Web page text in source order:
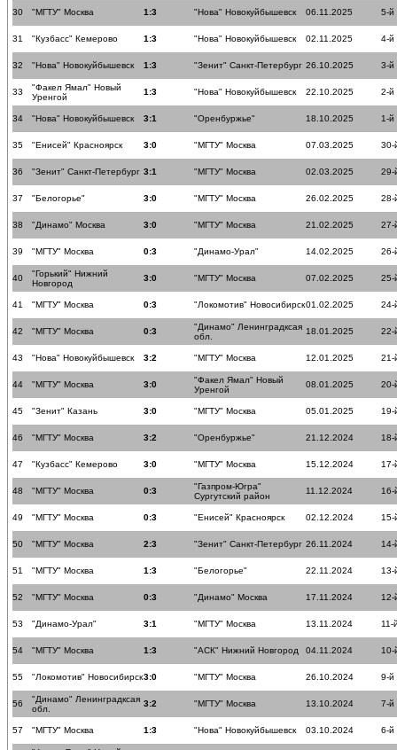
30 "МГТУ" Москва 1:3 "Нова" Новокуйбышевск 06.11.2025 5-й
31 "Кузбасс" Кемерово 1:3 "Нова" Новокуйбышевск 02.11.2025 4-й
32 "Нова" Новокуйбышевск 1:3 "Зенит" Санкт-Петербург 26.10.2025 3-й
33
"Факел Ямал" Новый
Уренгой
1:3 "Нова" Новокуйбышевск 22.10.2025 2-й
34 "Нова" Новокуйбышевск 3:1 "Оренбуржье" 18.10.2025 1-й
35 "Енисей" Красноярск 3:0 "МГТУ" Москва 07.03.2025 30-
36 "Зенит" Санкт-Петербург 3:1 "МГТУ" Москва 02.03.2025 29-
37 "Белогорье" 3:0 "МГТУ" Москва 26.02.2025 28-
38 "Динамо" Москва 3:0 "МГТУ" Москва 21.02.2025 27-
39 "МГТУ" Москва 0:3 "Динамо-Урал" 14.02.2025 26-
40
"Горький" Нижний
Новгород
3:0 "МГТУ" Москва 07.02.2025 25-
41 "МГТУ" Москва 0:3 "Локомотив" Новосибирск01.02.2025 24-
42 "МГТУ" Москва 0:3
"Динамо" Ленинградксая
обл.
18.01.2025 22-
43 "Нова" Новокуйбышевск 3:2 "МГТУ" Москва 12.01.2025 21-
44 "МГТУ" Москва 3:0
"Факел Ямал" Новый
Уренгой
08.01.2025 20-
45 "Зенит" Казань 3:0 "МГТУ" Москва 05.01.2025 19-
46 "МГТУ" Москва 3:2 "Оренбуржье" 21.12.2024 18-
47 "Кузбасс" Кемерово 3:0 "МГТУ" Москва 15.12.2024 17-
48 "МГТУ" Москва 0:3
"Газпром-Югра"
Сургутский район
11.12.2024 16-
49 "МГТУ" Москва 0:3 "Енисей" Красноярск 02.12.2024 15-
50 "МГТУ" Москва 2:3 "Зенит" Санкт-Петербург 26.11.2024 14-
51 "МГТУ" Москва 1:3 "Белогорье" 22.11.2024 13-
52 "МГТУ" Москва 0:3 "Динамо" Москва 17.11.2024 12-
53 "Динамо-Урал" 3:1 "МГТУ" Москва 13.11.2024 11-
54 "МГТУ" Москва 1:3 "АСК" Нижний Новгород 04.11.2024 10-
55 "Локомотив" Новосибирск3:0 "МГТУ" Москва 26.10.2024 9-й
56
"Динамо" Ленинградксая
обл.
3:2 "МГТУ" Москва 13.10.2024 7-й
57 "МГТУ" Москва 1:3 "Нова" Новокуйбышевск 03.10.2024 6-й